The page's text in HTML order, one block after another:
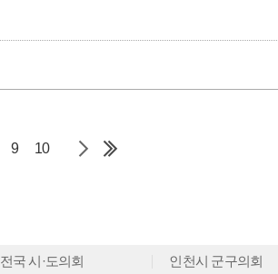
9 10
전국 시·도의회 인천시 군구의회